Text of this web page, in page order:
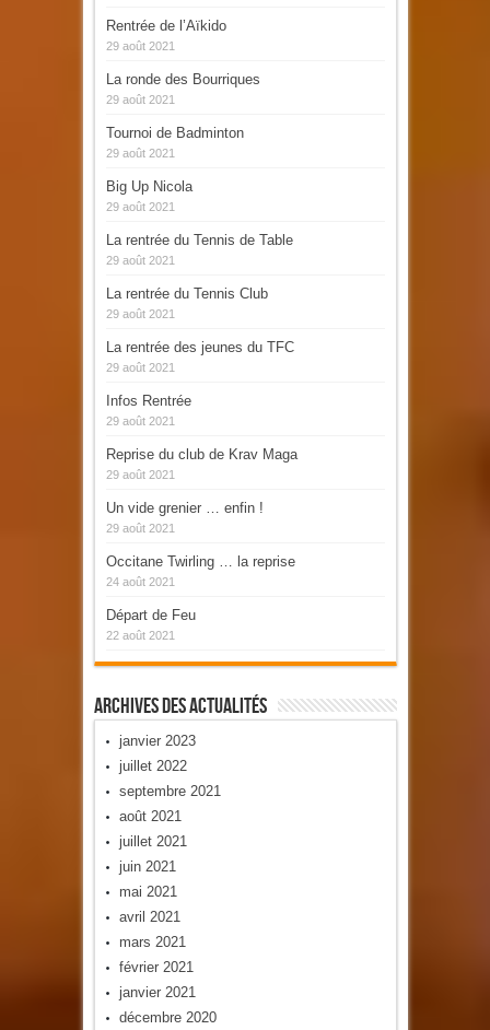
Rentrée de l’Aïkido
29 août 2021
La ronde des Bourriques
29 août 2021
Tournoi de Badminton
29 août 2021
Big Up Nicola
29 août 2021
La rentrée du Tennis de Table
29 août 2021
La rentrée du Tennis Club
29 août 2021
La rentrée des jeunes du TFC
29 août 2021
Infos Rentrée
29 août 2021
Reprise du club de Krav Maga
29 août 2021
Un vide grenier … enfin !
29 août 2021
Occitane Twirling … la reprise
24 août 2021
Départ de Feu
22 août 2021
Archives Des Actualités
janvier 2023
juillet 2022
septembre 2021
août 2021
juillet 2021
juin 2021
mai 2021
avril 2021
mars 2021
février 2021
janvier 2021
décembre 2020